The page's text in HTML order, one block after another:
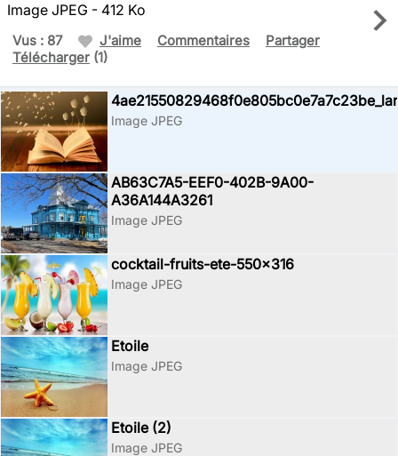
Image JPEG - 412 Ko
Vus : 87 J'aime Commentaires
Partager
Télécharger (1)
Image JPEG
AB63C7A5-EEF0-402B-9A00-
A36A144A3261
Image JPEG
cocktail-fruits-ete-550x316
Image JPEG
Etoile
Image JPEG
Etoile (2)
Image JPEG